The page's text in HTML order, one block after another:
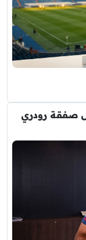
صفقة رودري